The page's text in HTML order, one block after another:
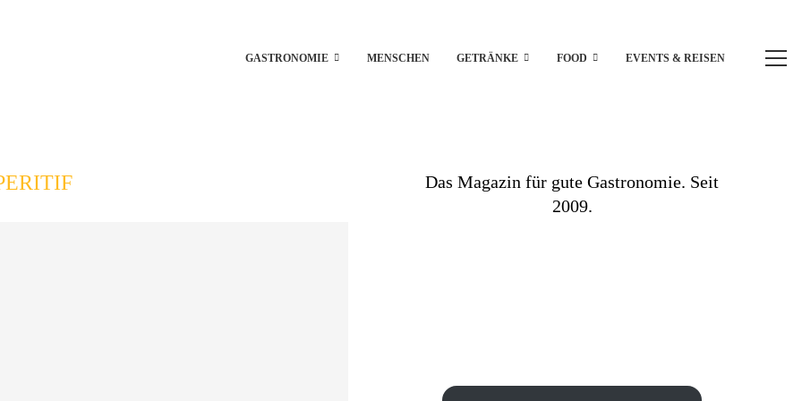
GASTRONOMIE MENSCHEN GETRÄNKE FOOD EVENTS & REISEN
Das Magazin für gute Gastronomie. Seit
2009.